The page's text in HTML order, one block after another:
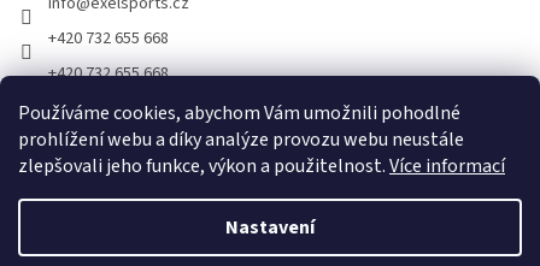
Používáme cookies, abychom Vám umožnili pohodlné
prohlížení webu a díky analýze provozu webu neustále
zlepšovali jeho funkce, výkon a použitelnost.Více informací
Nastavení
+420 732 655 668
+420 732 655 668
https://www.facebook.com/exel.hole.cz
exel_hole_cz_sk
Vytvořil Shoptet